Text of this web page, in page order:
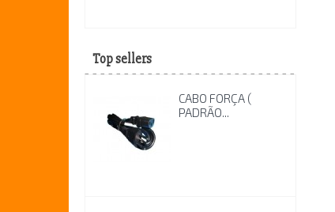
Top sellers
CABO FORÇA (
PADRÃO...